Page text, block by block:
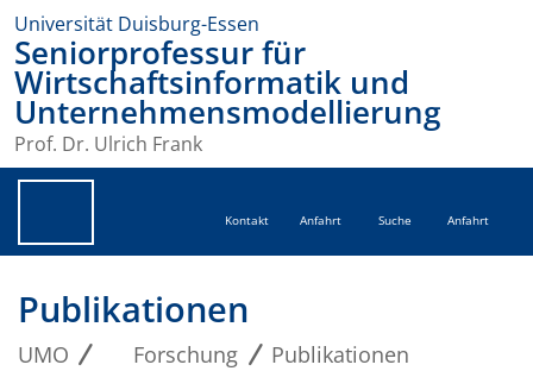
Universität Duisburg-Essen
Seniorprofessur für
Wirtschaftsinformatik und
Unternehmensmodellierung
Prof. Dr. Ulrich Frank
Kontakt Anfahrt Suche Anfahrt
Publikationen
UMO Forschung Publikationen